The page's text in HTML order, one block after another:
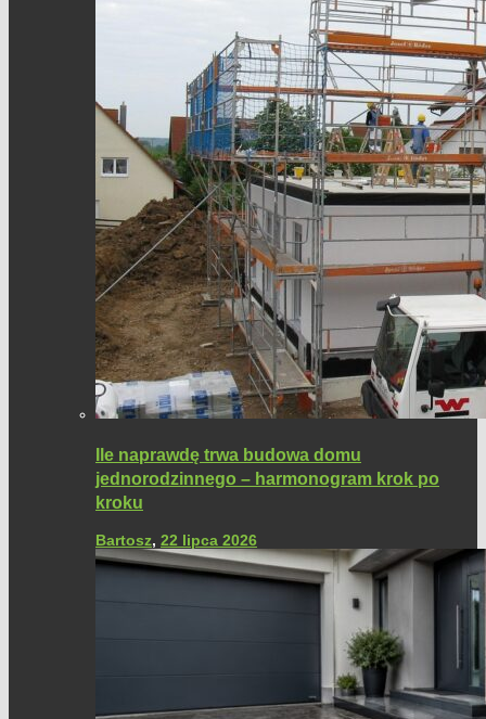
Ile naprawdę trwa budowa domu
jednorodzinnego – harmonogram krok po
kroku
Bartosz, 22 lipca 2026